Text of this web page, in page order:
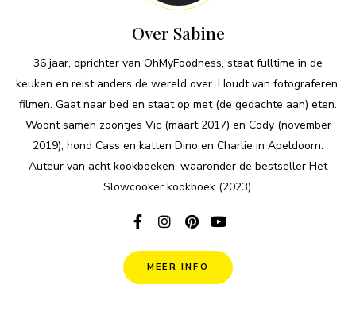
Over Sabine
36 jaar, oprichter van OhMyFoodness, staat fulltime in de
keuken en reist anders de wereld over. Houdt van fotograferen,
filmen. Gaat naar bed en staat op met (de gedachte aan) eten.
Woont samen zoontjes Vic (maart 2017) en Cody (november
2019), hond Cass en katten Dino en Charlie in Apeldoorn.
Auteur van acht kookboeken, waaronder de bestseller Het
Slowcooker kookboek (2023).
MEER INFO